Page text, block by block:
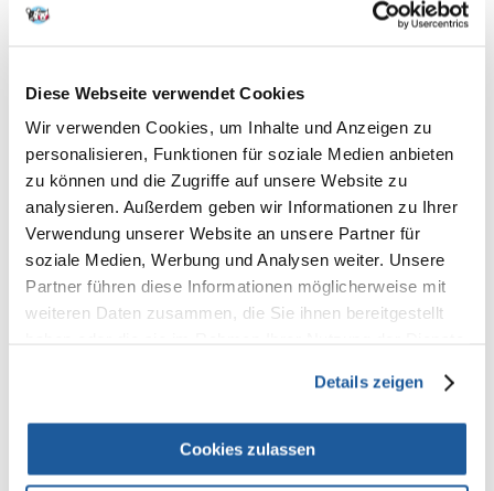
Diese Webseite verwendet Cookies
Wir verwenden Cookies, um Inhalte und Anzeigen zu
personalisieren, Funktionen für soziale Medien anbieten
zu können und die Zugriffe auf unsere Website zu
analysieren. Außerdem geben wir Informationen zu Ihrer
Verwendung unserer Website an unsere Partner für
soziale Medien, Werbung und Analysen weiter. Unsere
Partner führen diese Informationen möglicherweise mit
weiteren Daten zusammen, die Sie ihnen bereitgestellt
Details zeigen
Cookies zulassen
preparat do oczka wodnego
planktonowe
€63.99
IN DEN WARENKORB
Präparat zur Bekämpfung
Gartenteich 250 ml + GRATIS
POND Sticks Beutel
€6.48
IN DEN WARENKORB